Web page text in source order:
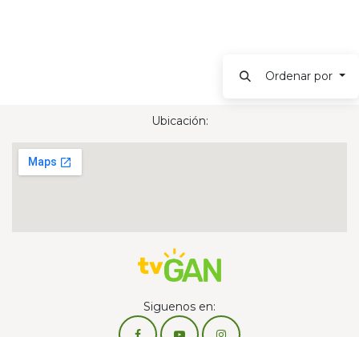
Ordenar por
Ubicación:
Siguenos en: